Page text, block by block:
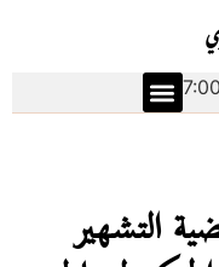
التشهير